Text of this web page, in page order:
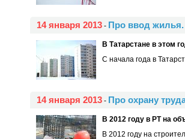
14 января 2013 - Про ввод жилья.
В Татарстане в этом
С начала года в
14 января 2013 - Про охрану
В 2012 году в РТ на
В 2012 году на